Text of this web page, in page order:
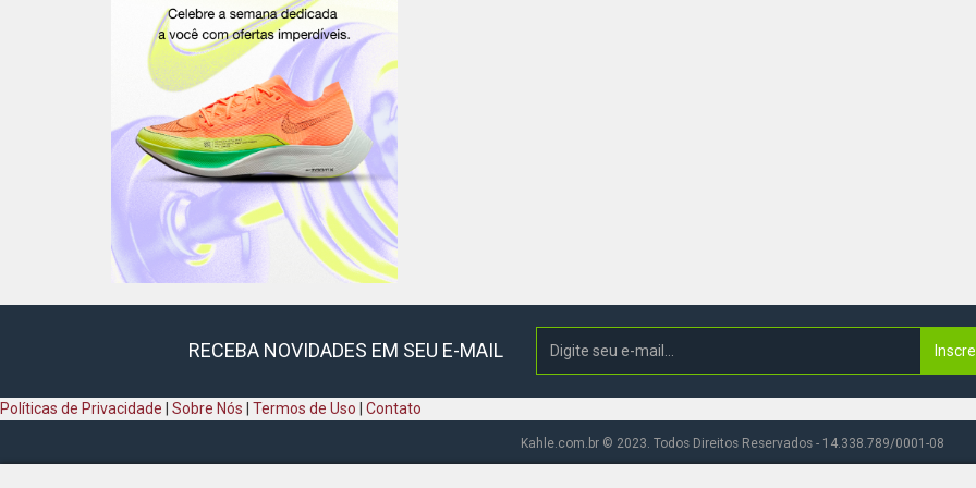
RECEBA NOVIDADES EM SEU E-MAIL
Políticas de Privacidade Sobre Nós Termos de Uso Contato
Kahle.com.br © 2023. Todos Direitos Reservados - 14.338.789/0001-08